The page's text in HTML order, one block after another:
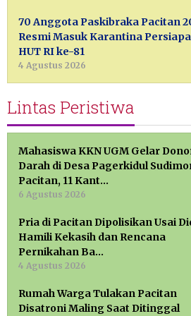
70 Anggota Paskibraka Pacitan
Resmi Masuk Karantina
HUT RI ke-81
4 Agustus 2026
Lintas Peristiwa
Mahasiswa KKN UGM Gelar
Darah di Desa Pagerkidul
Pacitan, 11 Kant…
6 Agustus 2026
Pria di Pacitan Dipolisikan Usai
Hamili Kekasih dan Rencana
Pernikahan Ba…
4 Agustus 2026
Rumah Warga Tulakan Pacitan
Disatroni Maling Saat Ditinggal